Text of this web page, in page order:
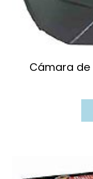
Cámara de